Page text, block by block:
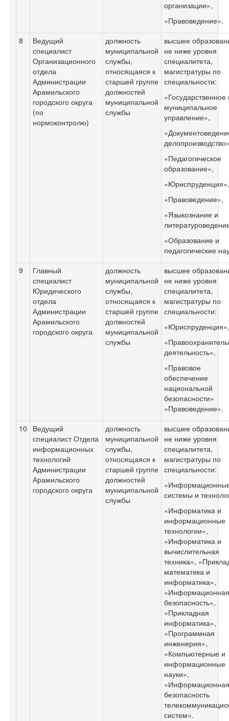
организации»,
«Правоведение».
8
Ведущий
специалист
Организационного
отдела
Администрации
Арамильского
городского округа
(по
нормоконтролю)
должность
муниципальной
службы,
относящаяся к
старшей группе
должностей
муниципальной
службы
высшее
не ниже уровня
специалитета,
магистратуры по
специальности:
«Государственное
муниципальное
управление»,
«Педагогическое
образование»,
«Юриспруденция»,
«Правоведение»,
«Языкознание и
«Образование и
педагогические
9
Главный
специалист
Юридического
отдела
Администрации
Арамильского
городского округа
должность
муниципальной
службы,
относящаяся к
старшей группе
должностей
муниципальной
службы
высшее
не ниже уровня
специалитета,
магистратуры по
специальности:
«Юриспруденция»,
деятельность»,
«Правовое
обеспечение
национальной
безопасности»
«Правоведение».
10
Ведущий
специалист Отдела
информационных
технологий
Администрации
Арамильского
городского округа
должность
муниципальной
службы,
относящаяся к
старшей группе
должностей
муниципальной
службы
высшее
не ниже уровня
специалитета,
магистратуры по
специальности:
системы и
«Информатика и
информационные
технологии»,
«Информатика и
вычислительная
техника»,
математика и
информатика»,
«Информационная
безопасность»,
«Прикладная
информатика»,
«Программная
инженерия»,
«Компьютерные и
информационные
науки»,
«Информационная
безопасность
систем».